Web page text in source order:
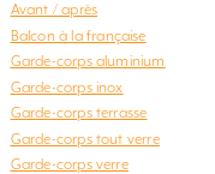
Avant / après
Balcon à la française
Garde-corps aluminium
Garde-corps inox
Garde-corps terrasse
Garde-corps tout verre
Garde-corps verre